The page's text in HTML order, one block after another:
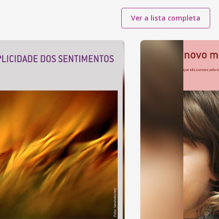
Ver a lista completa